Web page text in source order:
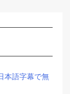
本語字幕で無